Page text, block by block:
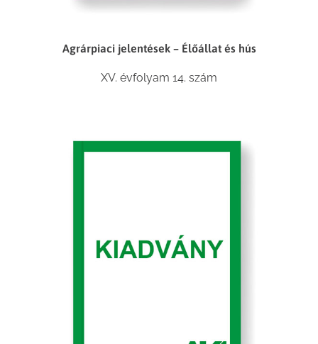
Agrárpiaci jelentések – Élőállat és hús
XV. évfolyam 14. szám